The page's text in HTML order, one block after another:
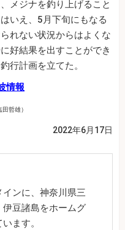
メジナを釣り上げること
いえ、5月下旬にもなる
れない状況からはよくな
好結果を出すことができ
行計画を立てた。
情報
哲雄）
2022年6月17日
ンに、神奈川県三
豆諸島をホームグ
ます。